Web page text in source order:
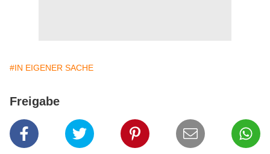
#IN EIGENER SACHE
Freigabe